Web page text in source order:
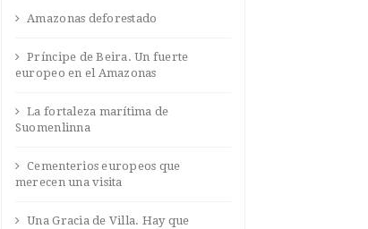
Amazonas deforestado
Príncipe de Beira. Un fuerte
europeo en el Amazonas
La fortaleza marítima de
Suomenlinna
Cementerios europeos que
merecen una visita
Una Gracia de Villa. Hay que